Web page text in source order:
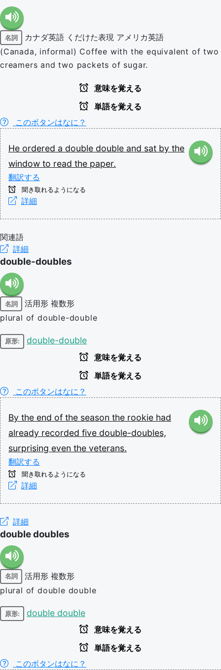
名詞 カナダ英語 くだけた表現 アメリカ英語
(Canada, informal) Coffee with the equivalent of two
creamers and two packets of sugar.
意味を覚える
単語を覚える
このボタンはなに？
He ordered a double double and sat by the
window to read the paper.
翻訳する
聞き取れるようになる
詳細
関連語
詳細
double-doubles
名詞 活用形 複数形
plural of double-double
原形: double-double
意味を覚える
単語を覚える
このボタンはなに？
By the end of the season the rookie had
already recorded five double-doubles,
surprising even the veterans.
翻訳する
聞き取れるようになる
詳細
詳細
double doubles
名詞 活用形 複数形
plural of double double
原形: double double
意味を覚える
単語を覚える
このボタンはなに？